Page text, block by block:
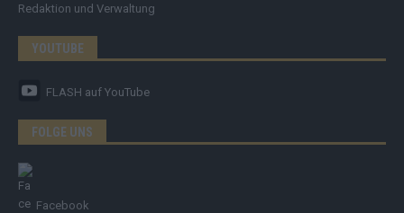
Redaktion und Verwaltung
YOUTUBE
FLASH auf YouTube
FOLGE UNS
Facebook